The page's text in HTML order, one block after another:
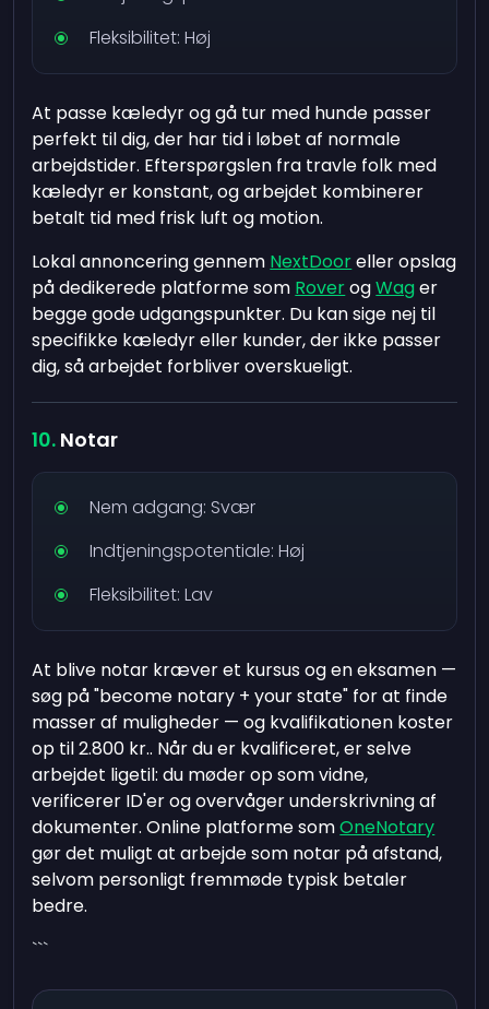
Fleksibilitet: Høj
At passe kæledyr og gå tur med hunde passer
perfekt til dig, der har tid i løbet af normale
arbejdstider. Efterspørgslen fra travle folk med
kæledyr er konstant, og arbejdet kombinerer
betalt tid med frisk luft og motion.
Lokal annoncering gennem NextDooreller opslag
på dedikerede platforme som RoverogWager
begge gode udgangspunkter. Du kan sige nej til
specifikke kæledyr eller kunder, der ikke passer
dig, så arbejdet forbliver overskueligt.
Notar
Nem adgang: Svær
Indtjeningspotentiale: Høj
Fleksibilitet: Lav
At blive notar kræver et kursus og en eksamen —
søg på "become notary + your state" for at finde
masser af muligheder — og kvalifikationen koster
op til2.800 kr.. Når du er kvalificeret, er selve
arbejdet ligetil: du møder op som vidne,
verificerer ID'er og overvåger underskrivning af
dokumenter. Online platforme somOneNotary
gør det muligt at arbejde som notar på afstand,
selvom personligt fremmøde typisk betaler
bedre.
```